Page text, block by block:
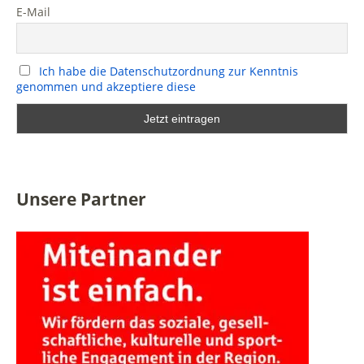
E-Mail
Ich habe die Datenschutzordnung zur Kenntnis
genommen und akzeptiere diese
Unsere Partner